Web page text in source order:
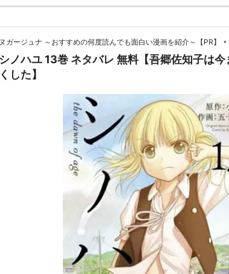
ヌガージュナ ～おすすめの何度読んでも面白い漫画を紹介～【PR】 •
シノハユ 13巻 ネタバレ 無料【吾郷佐知子は
くした】